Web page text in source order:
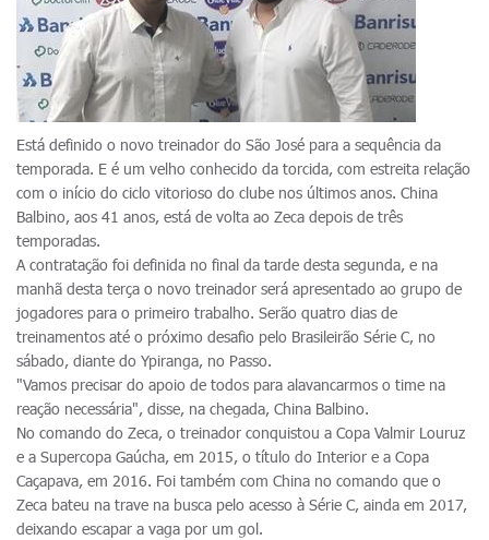
Está definido o novo treinador do São José para a sequência da
temporada. E é um velho conhecido da torcida, com estreita relação
com o início do ciclo vitorioso do clube nos últimos anos. China
Balbino, aos 41 anos, está de volta ao Zeca depois de três
temporadas.
A contratação foi definida no final da tarde desta segunda, e na
manhã desta terça o novo treinador será apresentado ao grupo de
jogadores para o primeiro trabalho. Serão quatro dias de
treinamentos até o próximo desafio pelo Brasileirão Série C, no
sábado, diante do Ypiranga, no Passo.
"Vamos precisar do apoio de todos para alavancarmos o time na
reação necessária", disse, na chegada, China Balbino.
No comando do Zeca, o treinador conquistou a Copa Valmir Louruz
e a Supercopa Gaúcha, em 2015, o título do Interior e a Copa
Caçapava, em 2016. Foi também com China no comando que o
Zeca bateu na trave na busca pelo acesso à Série C, ainda em 2017,
deixando escapar a vaga por um gol.